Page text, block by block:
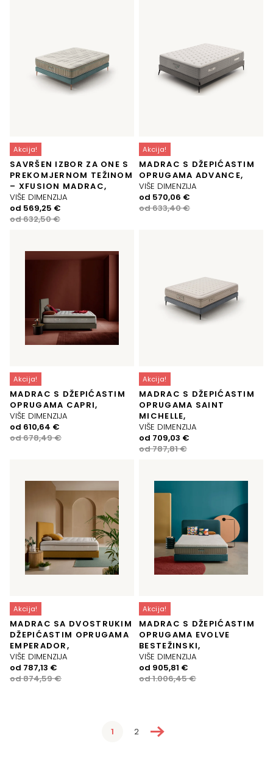
Akcija!
SAVRŠEN IZBOR ZA ONE S
PREKOMJERNOM TEŽINOM
– XFUSION MADRAC,
VIŠE DIMENZIJA
od632,50€
Izvorna
cijena
632,50 €.
od 569,25 €
Trenutna
cijena
Akcija!
MADRAC S DŽEPIĆASTIM
OPRUGAMA ADVANCE,
VIŠE DIMENZIJA
od633,40€
Izvorna
cijena
od 570,06 €
Trenutna
cijena
Akcija!
MADRAC S DŽEPIĆASTIM
OPRUGAMA CAPRI,
VIŠE DIMENZIJA
od678,49€
Izvorna
cijena
od 610,64 €
Trenutna
cijena
Akcija!
MADRAC S DŽEPIĆASTIM
OPRUGAMA SAINT
MICHELLE,
VIŠE DIMENZIJA
od787,81€
Izvorna
cijena
787,81 €.
od 709,03 €
Trenutna
cijena
Akcija!
MADRAC SA DVOSTRUKIM
DŽEPIĆASTIM OPRUGAMA
EMPERADOR,
VIŠE DIMENZIJA
od874,59€
Izvorna
cijena
od 787,13 €
Trenutna
cijena
Akcija!
MADRAC S DŽEPIĆASTIM
OPRUGAMA EVOLVE
BESTEŽINSKI,
VIŠE DIMENZIJA
od1.006,45€
Izvorna
cijena
od 905,81 €
Trenutna
cijena
1 2→